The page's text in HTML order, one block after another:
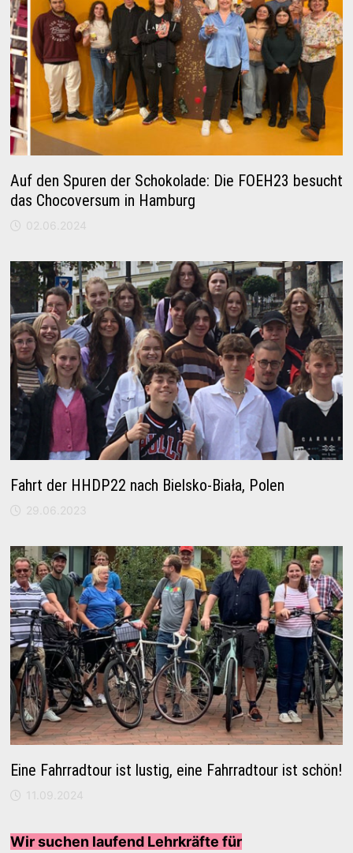
Auf den Spuren der Schokolade: Die FOEH23 besucht
das Chocoversum in Hamburg
02.06.2024
Fahrt der HHDP22 nach Bielsko-Biała, Polen
29.06.2023
Eine Fahrradtour ist lustig, eine Fahrradtour ist schön!
11.09.2024
Wir suchen laufend Lehrkräfte für